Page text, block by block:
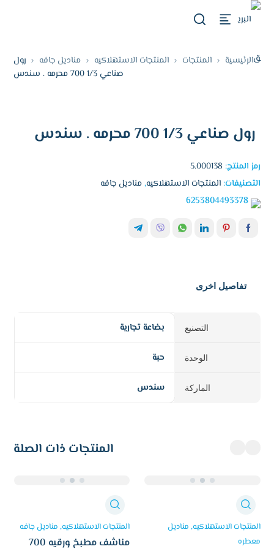
الرئيسية المنتجات المنتجات الاستهلاكيه مناديل جافه
رول
صناعي 1/3 700 محرمه . سندس
رول صناعي 1/3 700 محرمه . سندس
رمز المنتج: 5.000138
التصنيفات:المنتجات الاستهلاكيه,مناديل جافه
6253804493378
تفاصيل اخرى
التصنيع بضاعة تجارية
الوحدة حبة
الماركة سندس
المنتجات ذات الصلة
المنتجات الاستهلاكيه مناديل جافه
مناشف مطبخ ورقيه 700
المنتجات الاستهلاكيه مناديل
معطره